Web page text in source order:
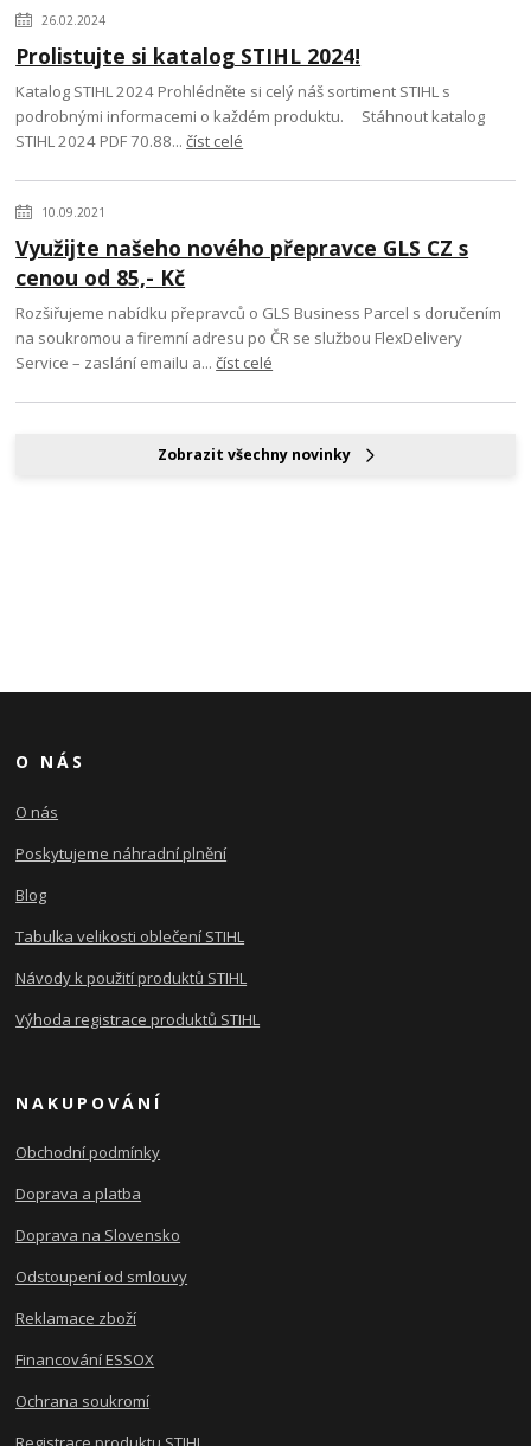
26.02.2024
Prolistujte si katalog STIHL 2024!
Katalog STIHL 2024 Prohlédněte si celý náš sortiment STIHL s
podrobnými informacemi o každém produktu. Stáhnout katalog
STIHL 2024 PDF 70.88...číst celé
10.09.2021
Využijte našeho nového přepravce GLS CZ s
cenou od 85,- Kč
Rozšiřujeme nabídku přepravců o GLS Business Parcel s doručením
na soukromou a firemní adresu po ČR se službou FlexDelivery
Service – zaslání emailu a...číst celé
Zobrazit všechny novinky
O NÁS
O nás
Poskytujeme náhradní plnění
Blog
Tabulka velikosti oblečení STIHL
Návody k použití produktů STIHL
Výhoda registrace produktů STIHL
NAKUPOVÁNÍ
Obchodní podmínky
Doprava a platba
Doprava na Slovensko
Odstoupení od smlouvy
Reklamace zboží
Financování ESSOX
Ochrana soukromí